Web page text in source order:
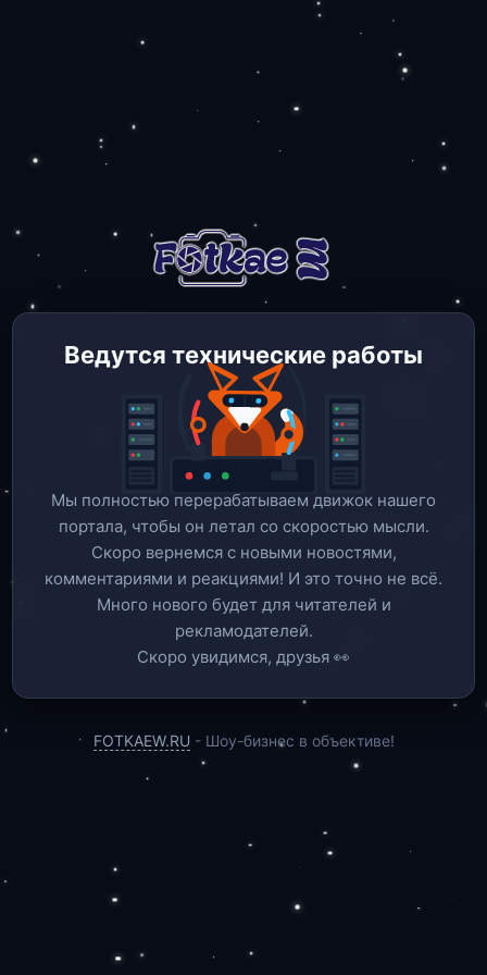
Ведутся технические работы
Мы полностью перерабатываем движок нашего
портала, чтобы он летал со скоростью мысли.
Скоро вернемся c новыми новостями,
комментариями и реакциями! И это точно не всё.
Много нового будет для читателей и
рекламодателей.
Скоро увидимся, друзья 👀
FOTKAEW.RU - Шоу-бизнес в объективе!